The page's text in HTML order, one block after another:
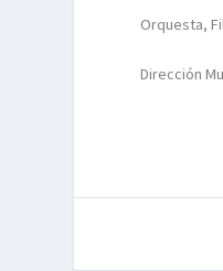
Orquesta,
Dirección